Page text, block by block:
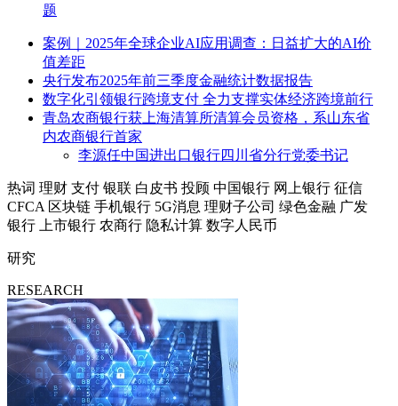
题
案例｜2025年全球企业AI应用调查：日益扩大的AI价
值差距
央行发布2025年前三季度金融统计数据报告
数字化引领银行跨境支付 全力支撑实体经济跨境前行
青岛农商银行获上海清算所清算会员资格，系山东省
内农商银行首家
李源任中国进出口银行四川省分行党委书记
热词 理财 支付 银联 白皮书 投顾 中国银行 网上银行 征信
CFCA 区块链 手机银行 5G消息 理财子公司 绿色金融 广发
银行
上市银行 农商行 隐私计算 数字人民币
研究
RESEARCH